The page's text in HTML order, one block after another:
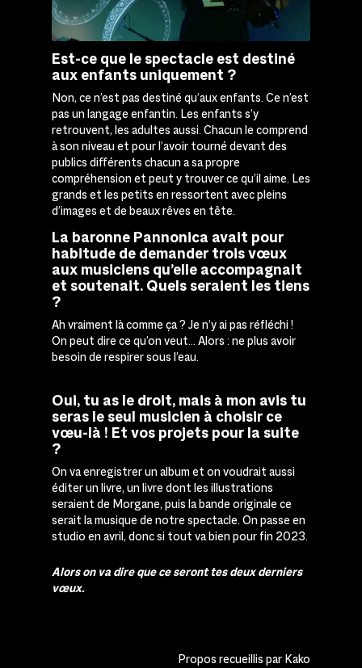
Est-ce que le spectacle est destiné
aux enfants uniquement ?
Non, ce n’est pas destiné qu’aux enfants. Ce n’est
pas un langage enfantin. Les enfants s’y
retrouvent, les adultes aussi. Chacun le comprend
à son niveau et pour l’avoir tourné devant des
publics différents chacun a sa propre
compréhension et peut y trouver ce qu’il aime. Les
grands et les petits en ressortent avec pleins
d’images et de beaux rêves en tête.
La baronne Pannonica avait pour
habitude de demander troisvœux
aux musiciens qu’elle accompagnait
et soutenait. Quels seraient les tiens
?
Ah vraiment là comme ça ? Je n’y ai pas réfléchi !
On peut dire ce qu’on veut… Alors : ne plus avoir
besoin de respirer sous l’eau.
Oui, tu as le droit, mais à mon avis tu
seras le seul musicien à choisir ce
vœu-là ! Et vos projets pour la suite
?
On va enregistrer un album et on voudrait aussi
éditer un livre, un livre dont les illustrations
seraient de Morgane, puis la bande originale ce
serait la musique de notre spectacle. On passe en
studio en avril, donc si tout va bien pour fin 2023.
Alors on va dire que ce seront tes deux derniers
vœux.
Propos recueillis par Kako